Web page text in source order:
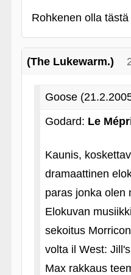
Rohkenen olla
(The Lukewarm.)
Goose
Godard: Le
Kaunis,
dramaattinen
paras jonka olen
Elokuvan
sekoitus
volta il West:
Max rakkaus